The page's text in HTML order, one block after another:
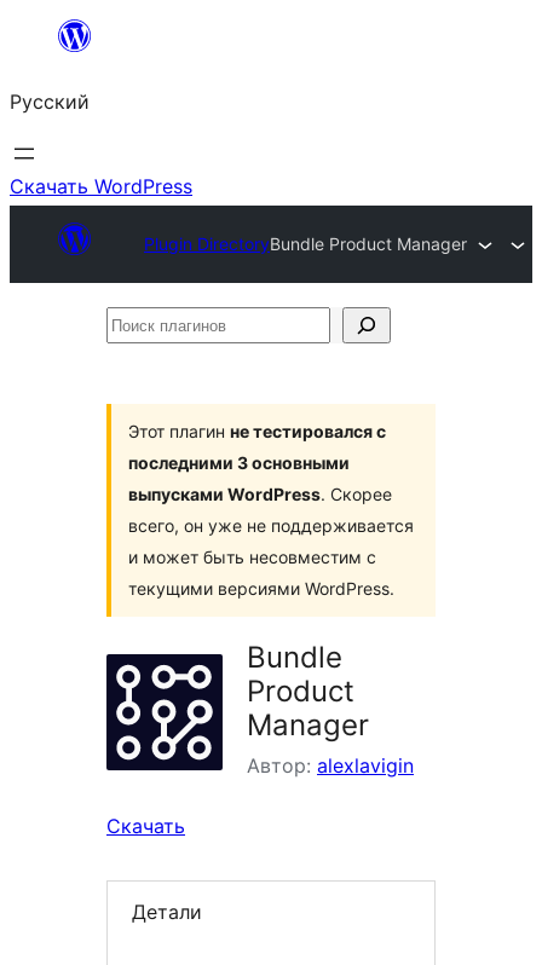
Перейти
содержимому
Русский
Скачать WordPress
Plugin DirectoryBundle Product Manager
Поиск
Этот плагин не тестировался с
последними 3 основными
выпусками WordPress. Скорее
всего, он уже не поддерживается
и может быть несовместим с
текущими версиями WordPress.
Bundle
Product
Manager
Автор: alexlavigin
Скачать
Детали